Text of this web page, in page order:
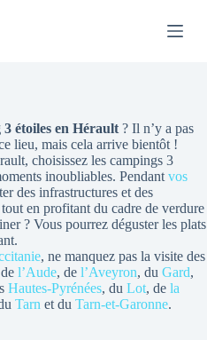
3 étoiles en Hérault? Il n’y a pas
lieu, mais cela arrive bientôt !
choisissez les campings 3
inoubliables. Pendant vos
des infrastructures et des
en profitant du cadre de verdure
? Vous pourrez déguster les plats
, ne manquez pas la visite des
l’Aude, de l’Aveyron, du Gard,
Hautes-Pyrénées, du Lot, de la
Tarn et du Tarn-et-Garonne.